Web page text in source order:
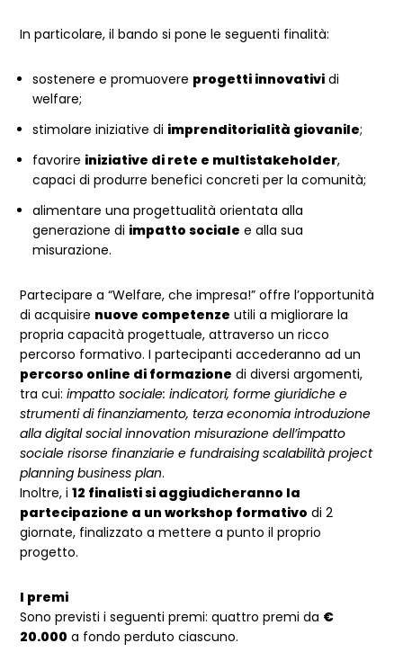
In particolare, il bando si pone le seguenti finalità:
sostenere e promuovere progetti innovativi di
welfare;
stimolare iniziative di imprenditorialità giovanile;
favorire iniziative di rete e multistakeholder,
capaci di produrre benefici concreti per la comunità;
alimentare una progettualità orientata alla
generazione di impatto sociale e alla sua
misurazione.
Partecipare a “Welfare, che impresa!” offre l’opportunità
di acquisire nuove competenze utili a migliorare la
propria capacità progettuale, attraverso un ricco
percorso formativo. I partecipanti accederanno ad un
percorso online di formazione di diversi argomenti,
tra cui:impatto sociale: indicatori, forme giuridiche e
strumenti di finanziamento, terza economia introduzione
alla digital social innovation misurazione dell’impatto
sociale risorse finanziarie e fundraising scalabilità project
planning business plan.
Inoltre, i12 finalisti si aggiudicheranno la
partecipazione a un workshop formativo di 2
giornate, finalizzato a mettere a punto il proprio
progetto.
I premi
Sono previsti i seguenti premi: quattro premi da €
20.000 a fondo perduto ciascuno.